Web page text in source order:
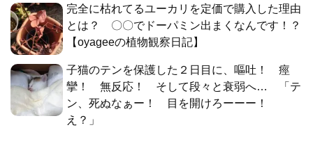
完全に枯れてるユーカリを定価で購入した理由
とは？ 〇〇でドーパミン出まくなんです！？
【oyageeの植物観察日記】
子猫のテンを保護した２日目に、嘔吐！ 痙
攣！ 無反応！ そして段々と衰弱へ… 「テ
ン、死ぬなぁー！ 目を開けろーーー！
え？」